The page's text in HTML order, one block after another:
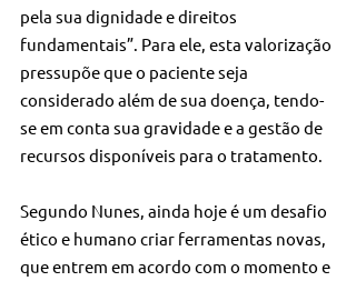
pela sua dignidade e direitos
fundamentais”. Para ele, esta valorização
pressupõe que o paciente seja
considerado além de sua doença, tendo-
se em conta sua gravidade e a gestão de
recursos disponíveis para o tratamento.
Segundo Nunes, ainda hoje é um desafio
ético e humano criar ferramentas novas,
que entrem em acordo com o momento e